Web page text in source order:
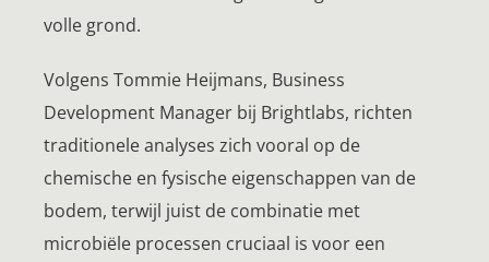
volle grond.
Volgens Tommie Heijmans, Business
Development Manager bij Brightlabs, richten
traditionele analyses zich vooral op de
chemische en fysische eigenschappen van de
bodem, terwijl juist de combinatie met
microbiële processen cruciaal is voor een